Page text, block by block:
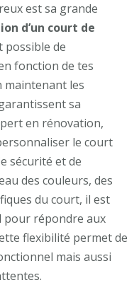
est sa grande
d’un court de
possible de
fonction de tes
maintenant les
sa
en rénovation,
le court
sécurité et de
des couleurs, des
du court, il est
pour répondre aux
flexibilité permet de
mais aussi